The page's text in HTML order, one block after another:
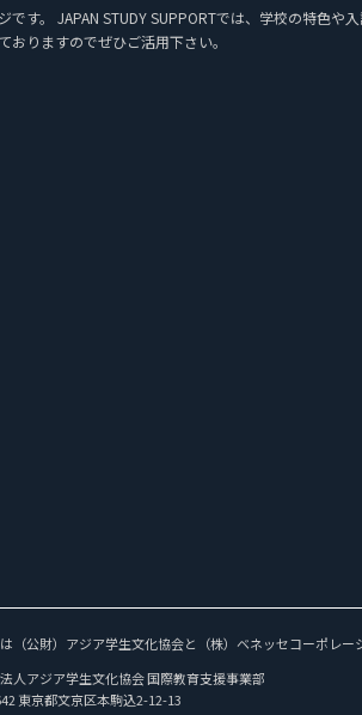
です。 JAPAN STUDY SUPPORTでは、学校の特色
りますのでぜひご活用下さい。
（公財）アジア学生文化協会と（株）ベネッセコーポレー
人アジア学生文化協会 国際教育支援事業部
東京都文京区本駒込2-12-13